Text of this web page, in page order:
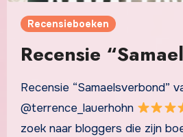
Recensieboeken
Recensie
Recensie “Samaelsverbond” van
@terrence_lauerhohn
zoek naar bloggers die zijn